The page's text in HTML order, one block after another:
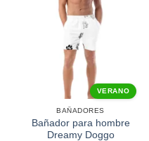
VERANO
BAÑADORES
Bañador para hombre
Dreamy Doggo